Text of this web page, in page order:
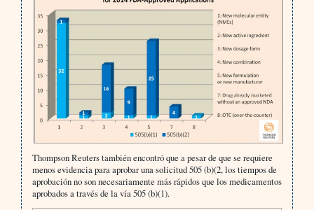
Thompson Reuters también encontró que a pesar de que se requiere
menos evidencia para aprobar una solicitud 505 (b)(2, los tiempos de
aprobación no son necesariamente más rápidos que los medicamentos
aprobados a través de la vía 505 (b)(1).